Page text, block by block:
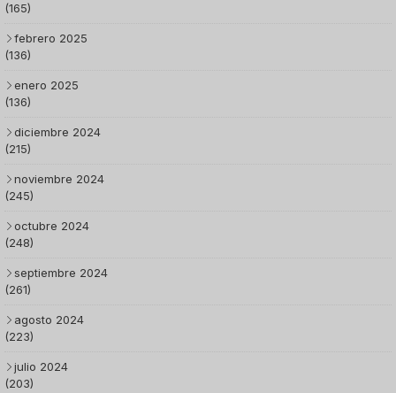
(165)
febrero 2025
(136)
enero 2025
(136)
diciembre 2024
(215)
noviembre 2024
(245)
octubre 2024
(248)
septiembre 2024
(261)
agosto 2024
(223)
julio 2024
(203)